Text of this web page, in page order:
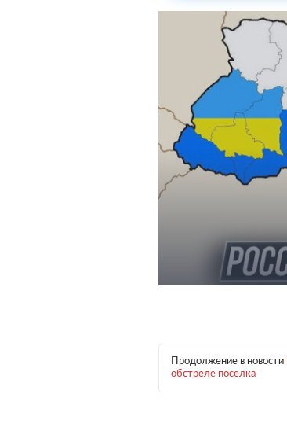
Продолжение в новости
обстреле поселка